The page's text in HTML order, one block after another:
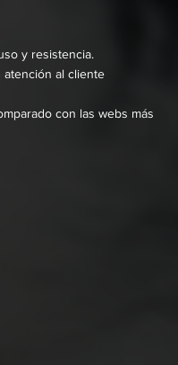
y resistencia.
al cliente
con las webs más